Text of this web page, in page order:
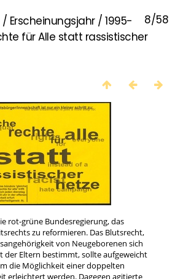
8/58
/ Erscheinungsjahr/ 1995-
für Alle statt rassistischer
rot-grüne Bundesregierung, das
zu reformieren. Das Blutsrecht,
von Neugeborenen sich
der Eltern bestimmt, sollte aufgeweicht
die Möglichkeit einer doppelten
erleichtert werden. Dagegen agitierte